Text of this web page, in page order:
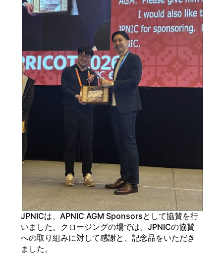
JPNICは、APNIC AGM Sponsorsとして協賛を行
いました。クロージングの場では、JPNICの協賛
への取り組みに対して感謝と、記念品をいただき
ました。